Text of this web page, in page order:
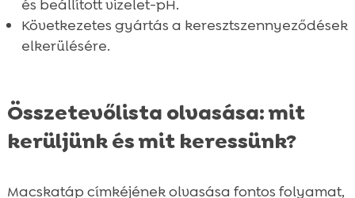
és beállított vizelet-pH.
Következetes gyártás a keresztszennyeződések
elkerülésére.
Összetevőlista olvasása: mit
kerüljünk és mit keressünk?
Macskatáp címkéjének olvasása fontos folyamat,